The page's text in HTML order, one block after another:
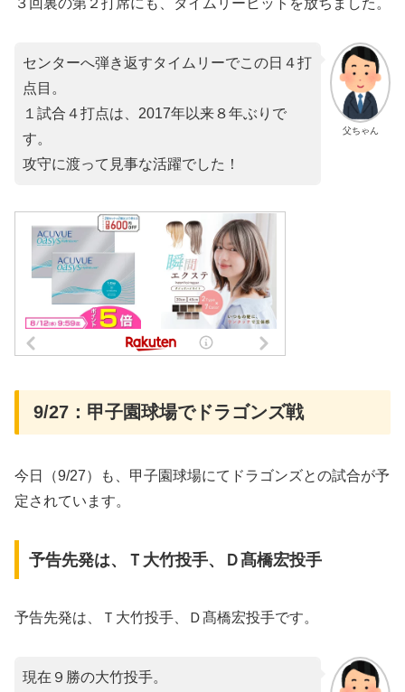
３回裏の第２打席にも、タイムリーヒットを放ちました。
父ちゃん
センターへ弾き返すタイムリーでこの日４打
点目。
１試合４打点は、2017年以来８年ぶりで
す。
攻守に渡って見事な活躍でした！
9/27：甲子園球場でドラゴンズ戦
今日（9/27）も、甲子園球場にてドラゴンズとの試合が予
定されています。
予告先発は、Ｔ大竹投手、Ｄ髙橋宏投手
予告先発は、Ｔ大竹投手、Ｄ髙橋宏投手です。
現在９勝の大竹投手。